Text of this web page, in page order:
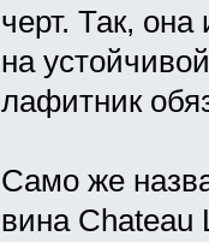
черт. Так,
на
лафитник
Само же
вина Chateau